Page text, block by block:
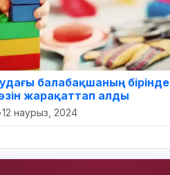
балабақшаның бірінде
жарақаттап алды
12 наурыз, 2024